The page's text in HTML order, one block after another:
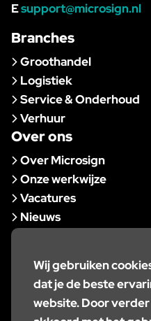
Esupport@microsign.nl
Branches
Groothandel
Logistiek
Service & Onderhoud
Verhuur
Over ons
Over Microsign
Onze werkwijze
Vacatures
Nieuws
Wij gebruiken
dat je de beste
website. Door